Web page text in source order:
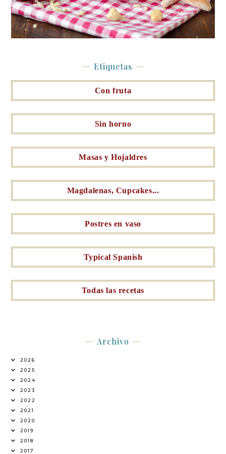
Etiquetas
Con fruta
Sin horno
Masas y Hojaldres
Magdalenas, Cupcakes...
Postres en vaso
Typical Spanish
Todas las recetas
Archivo
2026
2025
2024
2023
2022
2021
2020
2019
2018
2017